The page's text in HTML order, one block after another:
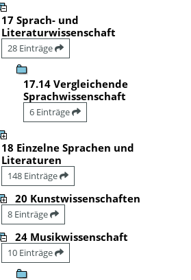
17 Sprach- und
Literaturwissenschaft
28 Einträge
17.14 Vergleichende
Sprachwissenschaft
6 Einträge
18 Einzelne Sprachen und
Literaturen
148 Einträge
20 Kunstwissenschaften
8 Einträge
24 Musikwissenschaft
10 Einträge